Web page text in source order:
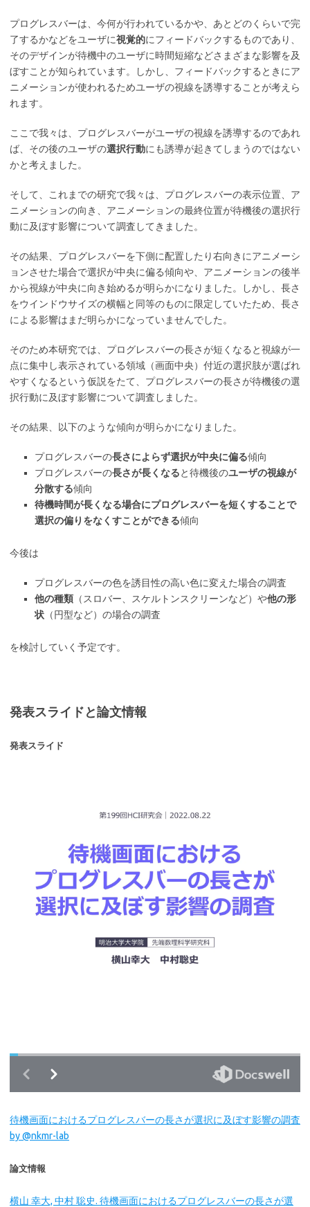
プログレスバーは、今何が行われているかや、あとどのくらいで完
了するかなどをユーザに視覚的にフィードバックするものであり、
そのデザインが待機中のユーザに時間短縮などさまざまな影響を及
ぼすことが知られています。しかし、フィードバックするときにア
ニメーションが使われるためユーザの視線を誘導することが考えら
れます。
ここで我々は、プログレスバーがユーザの視線を誘導するのであれ
ば、その後のユーザの選択行動にも誘導が起きてしまうのではない
かと考えました。
そして、これまでの研究で我々は、プログレスバーの表示位置、ア
ニメーションの向き、アニメーションの最終位置が待機後の選択行
動に及ぼす影響について調査してきました。
その結果、プログレスバーを下側に配置したり右向きにアニメーシ
ョンさせた場合で選択が中央に偏る傾向や、アニメーションの後半
から視線が中央に向き始めるが明らかになりました。しかし、長さ
をウインドウサイズの横幅と同等のものに限定していたため、長さ
による影響はまだ明らかになっていませんでした。
そのため本研究では、プログレスバーの長さが短くなると視線が一
点に集中し表示されている領域（画面中央）付近の選択肢が選ばれ
やすくなるという仮説をたて、プログレスバーの長さが待機後の選
択行動に及ぼす影響について調査しました。
その結果、以下のような傾向が明らかになりました。
プログレスバーの長さによらず選択が中央に偏る傾向
プログレスバーの長さが長くなると待機後のユーザの視線が
分散する傾向
待機時間が長くなる場合にプログレスバーを短くすることで
選択の偏りをなくすことができる傾向
今後は
プログレスバーの色を誘目性の高い色に変えた場合の調査
他の種類 （スロバー、スケルトンスクリーンなど）や他の形
状 （円型など）の場合の調査
を検討していく予定です。
発表スライドと論文情報
発表スライド
待機画面におけるプログレスバーの長さが選択に及ぼす影響の調査
by @nkmr-lab
論文情報
横山 幸大, 中村 聡史. 待機画面におけるプログレスバーの長さが選